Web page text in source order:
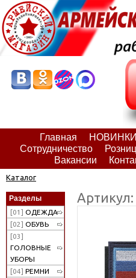
Главная НОВИНКИ
Сотрудничество
Вакансии
Каталог
Разделы
[01] ОДЕЖДА
[02] ОБУВЬ
[03]
ГОЛОВНЫЕ
УБОРЫ
[04] РЕМНИ
Артикул: